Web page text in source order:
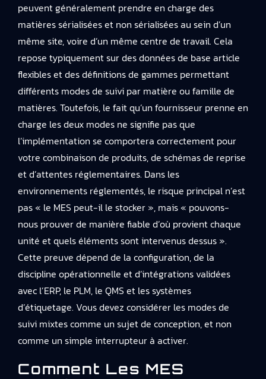
peuvent généralement prendre en charge des
matières sérialisées et non sérialisées au sein d’un
même site, voire d’un même centre de travail. Cela
repose typiquement sur des données de base article
flexibles et des définitions de gammes permettant
différents modes de suivi par matière ou famille de
matières. Toutefois, le fait qu’un fournisseur prenne en
charge les deux modes ne signifie pas que
l’implémentation se comportera correctement pour
votre combinaison de produits, de schémas de reprise
et d’attentes réglementaires. Dans les
environnements réglementés, le risque principal n’est
pas « le MES peut-il le stocker », mais « pouvons-
nous prouver de manière fiable d’où provient chaque
unité et quels éléments sont intervenus dessus ».
Cette preuve dépend de la configuration, de la
discipline opérationnelle et d’intégrations validées
avec l’ERP, le PLM, le QMS et les systèmes
d’étiquetage. Vous devez considérer les modes de
suivi mixtes comme un sujet de conception, et non
comme un simple interrupteur à activer.
Comment Les MES